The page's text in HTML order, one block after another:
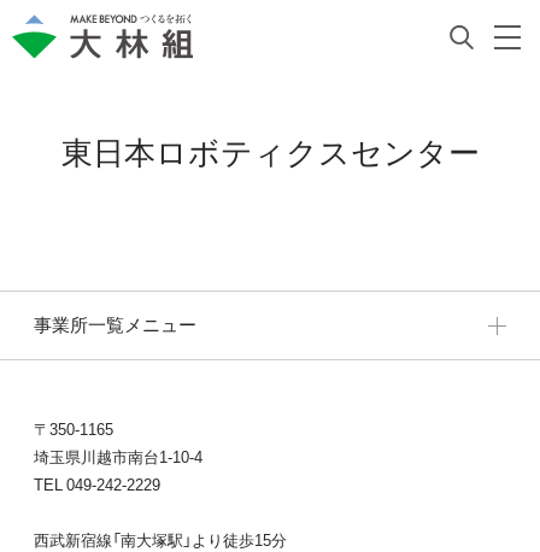
東日本ロボティクスセンター
事業所一覧メニュー
〒350-1165
埼玉県川越市南台1-10-4
TEL 049-242-2229
西武新宿線「南大塚駅」より徒歩15分